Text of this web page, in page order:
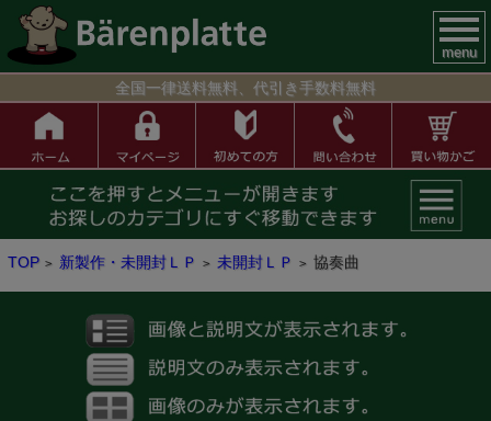
menu
全国一律送料無料、代引き手数料無料
TOP > 新製作・未開封ＬＰ > 未開封ＬＰ > 協奏曲